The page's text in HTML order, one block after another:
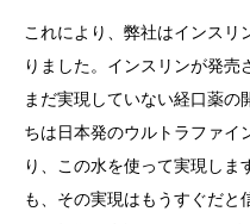
これにより、弊社はインスリ
りました。インスリンが発売
まだ実現していない経口薬の
ちは日本発のウルトラファイ
り、この水を使って実現しま
も、その実現はもうすぐだと